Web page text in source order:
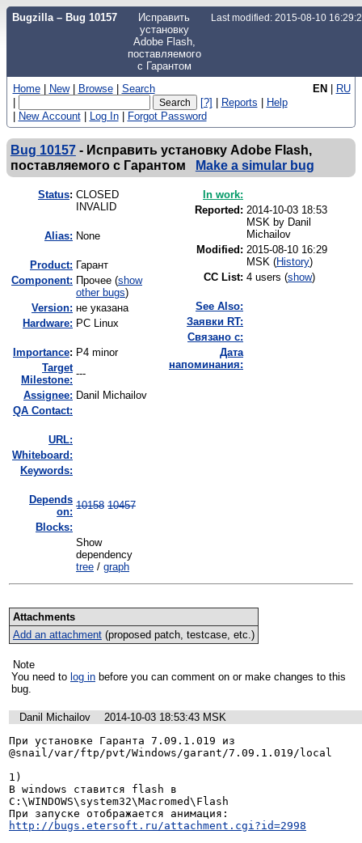
Bugzilla – Bug 10157
Исправить
установку
Adobe Flash,
поставляемого
с Гарантом
Last modified: 2015-08-10
EN | RU
Home | New | Browse | Search
|
[?] | Reports | Help
| New Account | Log In | Forgot Password
Bug 10157 - Исправить установку Adobe Flash,
поставляемого с Гарантом
Make a simular bug
Status: CLOSED
INVALID
Alias: None
Product: Гарант
Component: Прочее (show
other bugs)
Version: не указана
Hardware: PC Linux
mportance: P4 minor
Target
Milestone:
---
Assignee: Danil Michailov
QA Contact:
URL:
Whiteboard:
Keywords:
Depends
on:
10158 10457
Blocks:
Show
dependency
tree / graph
In work:
Reported: 2014-10-03 18:53
MSK by Danil
Michailov
Modified: 2015-08-10 16:29
MSK (History)
CC List: 4 users (show)
See Also:
Заявки RT:
Связано с:
Дата
напоминания:
Attachments
Add an attachment(proposed patch, testcase, etc.)
Note
You need to log in
bug.
Danil Michailov
2014-10-03 18:53:43 MSK
При установке Гаранта 7.09.1.019 из
@snail/var/ftp/pvt/Windows/garant/7.09.1.019/local
1)
В windows ставится flash в
C:\WINDOWS\system32\Macromed\Flash
http://bugs.etersoft.ru/attachment.cgi?id=2998